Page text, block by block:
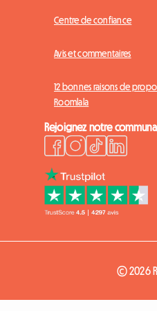
Centre de confiance
Avis et commentaires
12 bonnes raisons de
Roomlala
Rejoignez notre
© 2026